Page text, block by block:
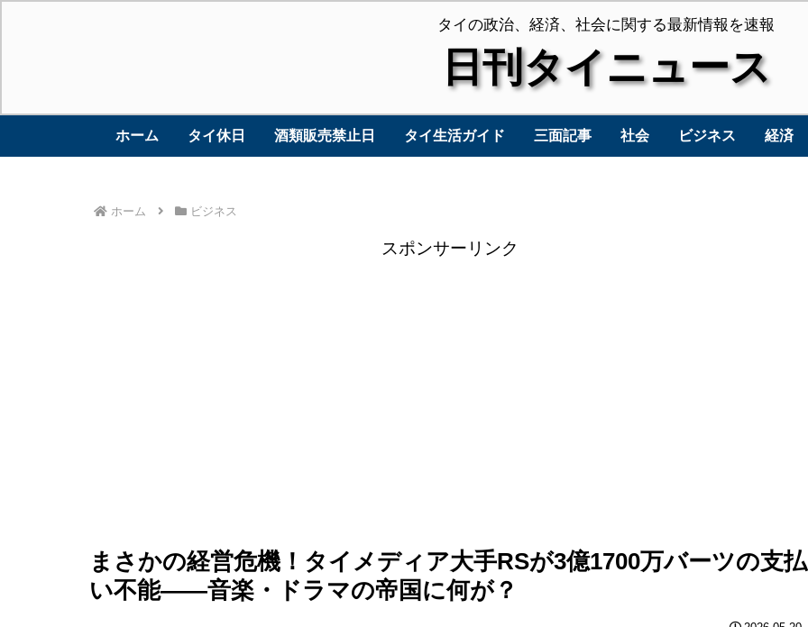
タイの政治、経済、社会に関する最新情報を速報
日刊タイニュース
ホーム タイ休日 酒類販売禁止日 タイ生活ガイド 三面記事 社会 ビジネス 経済
ホーム ビジネス
スポンサーリンク
まさかの経営危機！タイメディア大手RSが3億1700万バーツの支払
い不能——音楽・ドラマの帝国に何が？